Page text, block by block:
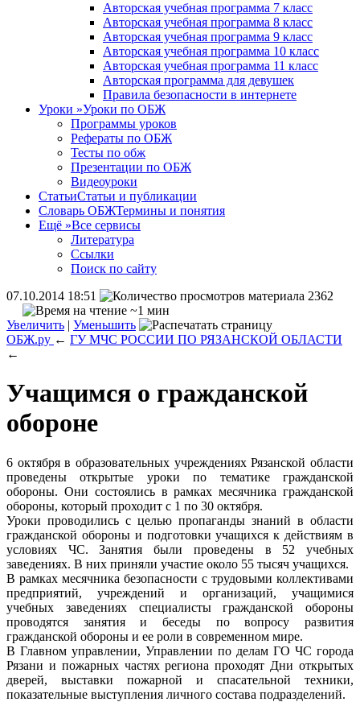
Авторская учебная программа 7 класс
Авторская учебная программа 8 класс
Авторская учебная программа 9 класс
Авторская учебная программа 10 класс
Авторская учебная программа 11 класс
Авторская программа для девушек
Правила безопасности в интернете
Уроки »Уроки по ОБЖ
Программы уроков
Рефераты по ОБЖ
Тесты по обж
Презентации по ОБЖ
Видеоуроки
СтатьиСтатьи и публикации
Словарь ОБЖТермины и понятия
Ещё »Все сервисы
Литература
Ссылки
Поиск по сайту
07.10.2014 18:51
2362
~1 мин
Увеличить | Уменьшить
ОБЖ.ру ← ГУ МЧС РОССИИ ПО РЯЗАНСКОЙ ОБЛАСТИ
←
Учащимся о гражданской
обороне
6 октября в образовательных учреждениях Рязанской области
проведены открытые уроки по тематике гражданской
обороны. Они состоялись в рамках месячника гражданской
обороны, который проходит с 1 по 30 октября.
Уроки проводились с целью пропаганды знаний в области
гражданской обороны и подготовки учащихся к действиям в
условиях ЧС. Занятия были проведены в 52 учебных
заведениях. В них приняли участие около 55 тысяч учащихся.
В рамках месячника безопасности с трудовыми коллективами
предприятий, учреждений и организаций, учащимися
учебных заведениях специалисты гражданской обороны
проводятся занятия и беседы по вопросу развития
гражданской обороны и ее роли в современном мире.
В Главном управлении, Управлении по делам ГО ЧС города
Рязани и пожарных частях региона проходят Дни открытых
дверей, выставки пожарной и спасательной техники,
показательные выступления личного состава подразделений.